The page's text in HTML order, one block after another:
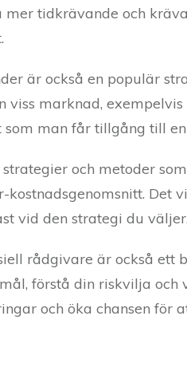
mer tidkrävande och
är också en populär
viss marknad,
man får tillgång till
och metoder
kostnadsgenomsnitt.
vid den strategi du
rådgivare är också
förstå din riskvilja
och öka chansen för